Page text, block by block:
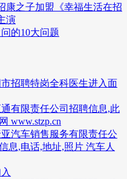
康之子加盟《幸福生活在招
演
的10大问题
招聘特岗全科医生进入面
有限责任公司招聘信息,此
www.stzp.cn
汽车销售服务有限责任公
息,电话,地址,照片 汽车人